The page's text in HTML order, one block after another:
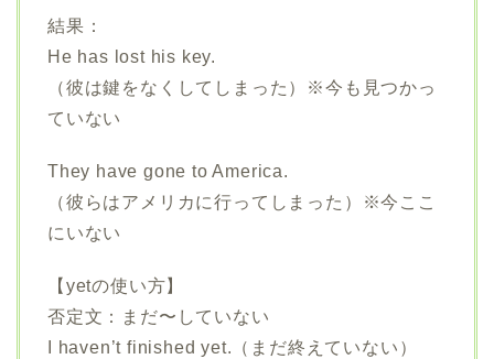
結果：
He has lost his key.
（彼は鍵をなくしてしまった）※今も見つかっ
ていない
They have gone to America.
（彼らはアメリカに行ってしまった）※今ここ
にいない
【yetの使い方】
否定文：まだ〜していない
I haven’t finished yet.（まだ終えていない）